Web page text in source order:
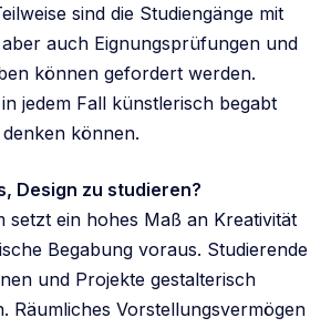
sind die Studiengänge mit
auch Eignungsprüfungen und
können gefordert werden.
jedem Fall künstlerisch begabt
können.
Design zu studieren?
setzt ein hohes Maß an Kreativität
Begabung voraus. Studierende
und Projekte gestalterisch
Räumliches Vorstellungsvermögen